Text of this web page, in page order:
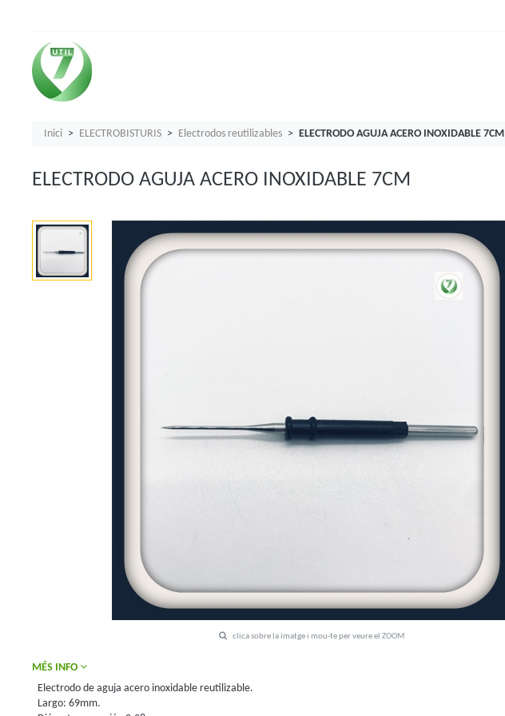
Inici ELECTROBISTURIS Electrodos reutilizables ELECTRODO AGUJA ACERO INOXIDABLE 7CM
ELECTRODO AGUJA ACERO INOXIDABLE 7CM
clica sobre la imatge i mou-te per veure el ZOOM
MÉS INFO
Electrodo de aguja acero inoxidable reutilizable.
Largo: 69mm.